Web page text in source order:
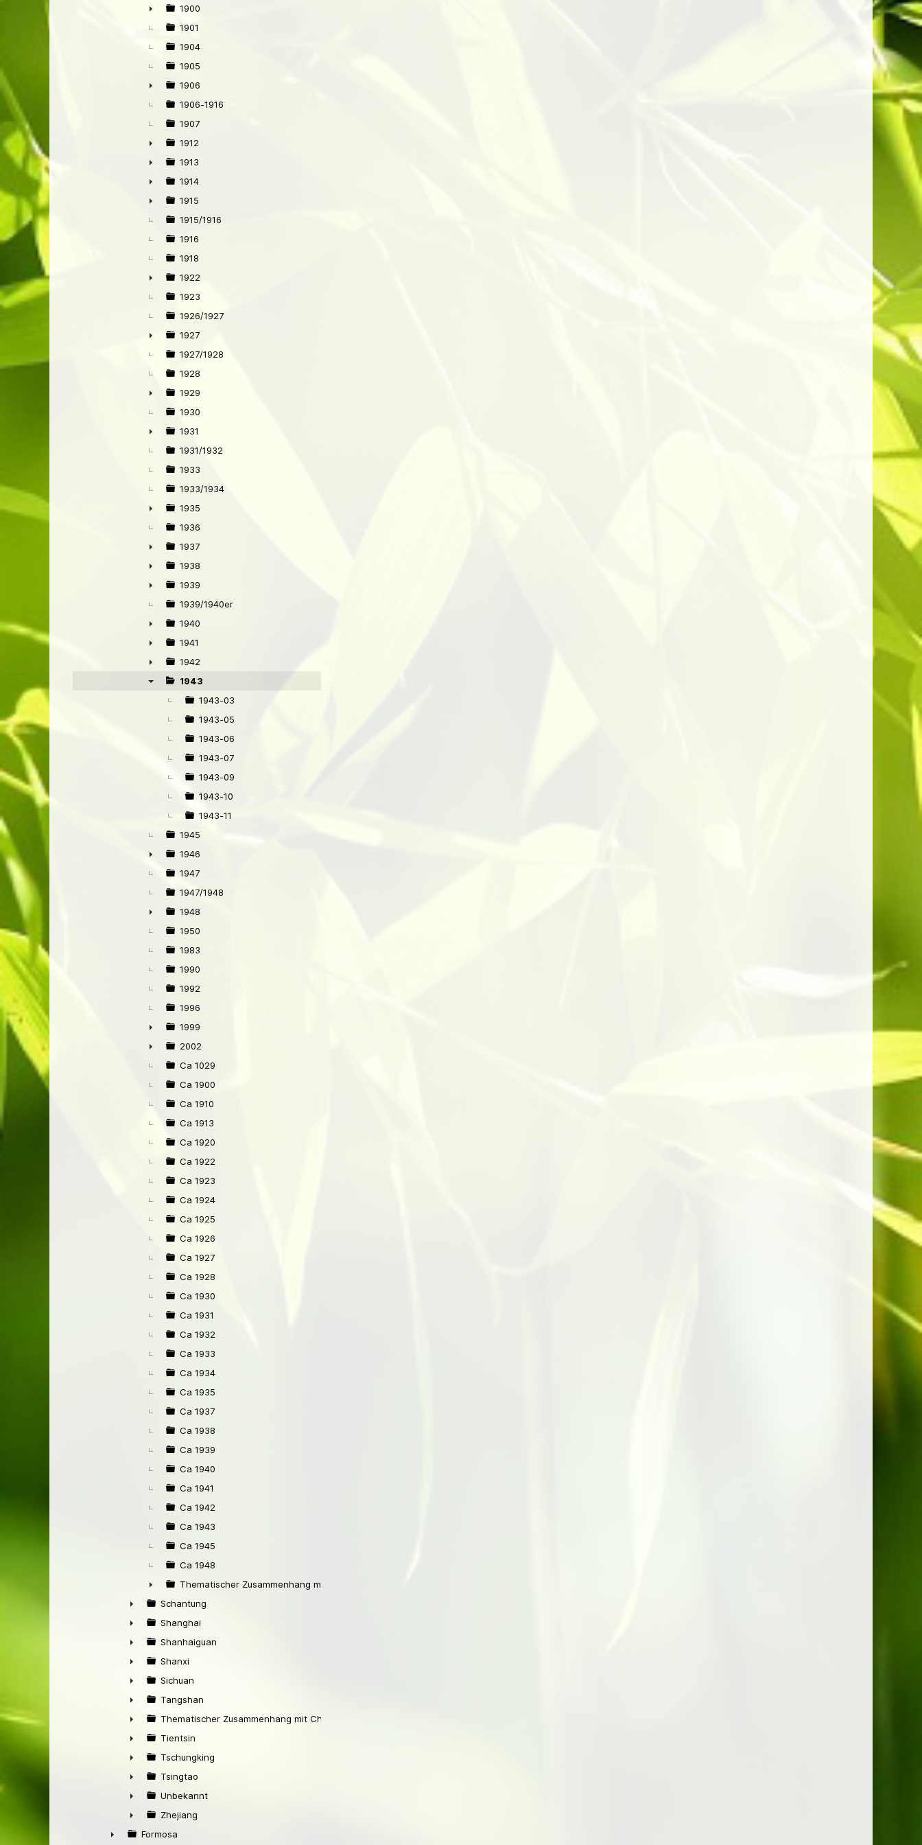
►
1900
1901
1904
1905
►
1906
1906-1916
1907
►
1912
►
1913
►
1914
►
1915
1915/1916
1916
1918
►
1922
1923
1926/1927
►
1927
1927/1928
1928
►
1929
1930
►
1931
1931/1932
1933
1933/1934
►
1935
1936
►
1937
►
1938
►
1939
1939/1940er
►
1940
►
1941
►
1942
1943
1943-03
1943-05
1943-06
1943-07
1943-09
1943-10
1943-11
1945
►
1946
1947
1947/1948
►
1948
1950
1983
1990
1992
1996
►
1999
►
2002
Ca 1029
Ca 1900
Ca 1910
Ca 1913
Ca 1920
Ca 1922
Ca 1923
Ca 1924
Ca 1925
Ca 1926
Ca 1927
Ca 1928
Ca 1930
Ca 1931
Ca 1932
Ca 1933
Ca 1934
Ca 1935
Ca 1937
Ca 1938
Ca 1939
Ca 1940
Ca 1941
Ca 1942
Ca 1943
Ca 1945
Ca 1948
►
Thematischer Zusammenhang mit Peking
►
Schantung
►
Shanghai
►
Shanhaiguan
►
Shanxi
►
Sichuan
►
Tangshan
►
Thematischer Zusammenhang mit China
►
Tientsin
►
Tschungking
►
Tsingtao
►
Unbekannt
►
Zhejiang
Formosa